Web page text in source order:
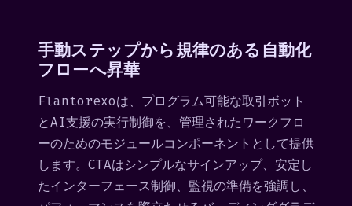
手動ステップから規律のある自動化
フローへ昇華
Flantorexoは、プログラム可能な取引ボット
とAI支援の実行制御を、管理されたワークフロ
ーのためのモジュールコンポーネントとして提供
します。CTAはシンプルなサインアップ、安定し
たインターフェース制御、監視の準備を強調し、